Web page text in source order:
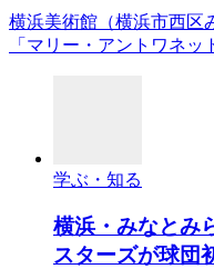
横浜美術館（横浜市西区
「マリー・アントワネッ
学ぶ・知る
横浜・みなとみ
スターズが球団